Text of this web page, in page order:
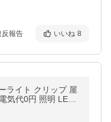
反報告 いいね 8
ライト クリップ 屋
気代0円 照明 LED
人感 太陽光発電 ガ